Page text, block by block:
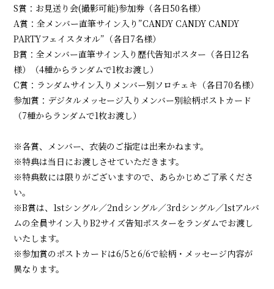
S賞：お見送り会(撮影可能)参加券（各日50名様）
A賞：全メンバー直筆サイン入り”CANDY CANDY CANDY
PARTYフェイスタオル”（各日7名様）
B賞：全メンバー直筆サイン入り歴代告知ポスター（各日12名
様）（4種からランダムで1枚お渡し）
C賞：ランダムサイン入りメンバー別ソロチェキ（各日70名様）
参加賞：デジタルメッセージ入りメンバー別絵柄ポストカード
（7種からランダムで1枚お渡し）
※各賞、メンバー、衣装のご指定は出来かねます。
※特典は当日にお渡しさせていただきます。
※特典数には限りがございますので、あらかじめご了承くださ
い。
※B賞は、1stシングル／2ndシングル／3rdシングル／1stアルバ
ムの全員サイン入りB2サイズ告知ポスターをランダムでお渡し
いたします。
※参加賞のポストカードは6/5と6/6で絵柄・メッセージ内容が
異なります。